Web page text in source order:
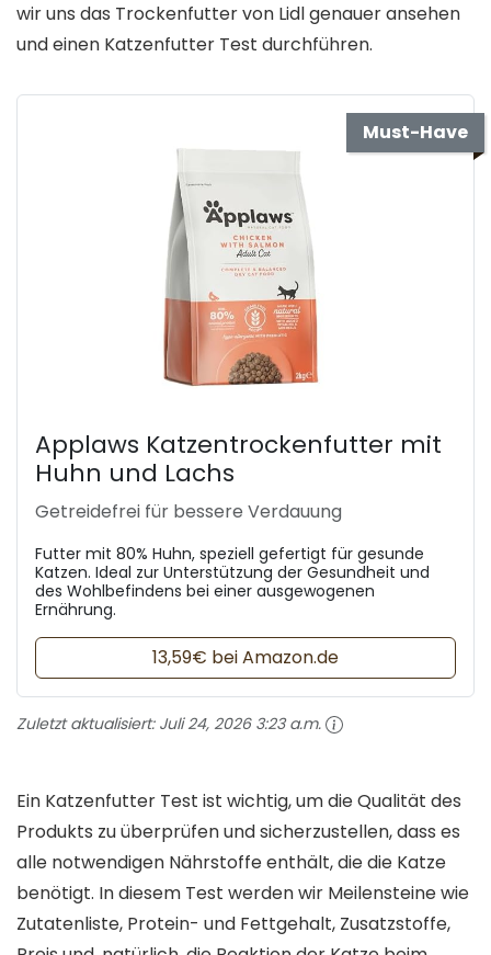
wir uns das Trockenfutter von Lidl genauer ansehen
und einen Katzenfutter Test durchführen.
Must-Have
Applaws Katzentrockenfutter mit
Huhn und Lachs
Getreidefrei für bessere Verdauung
Futter mit 80% Huhn, speziell gefertigt für gesunde
Katzen. Ideal zur Unterstützung der Gesundheit und
des Wohlbefindens bei einer ausgewogenen
Ernährung.
13,59€ bei Amazon.de
Zuletzt aktualisiert: Juli 24, 2026 3:23 a.m.
Ein Katzenfutter Test ist wichtig, um die Qualität des
Produkts zu überprüfen und sicherzustellen, dass es
alle notwendigen Nährstoffe enthält, die die Katze
benötigt. In diesem Test werden wir Meilensteine wie
Zutatenliste, Protein- und Fettgehalt, Zusatzstoffe,